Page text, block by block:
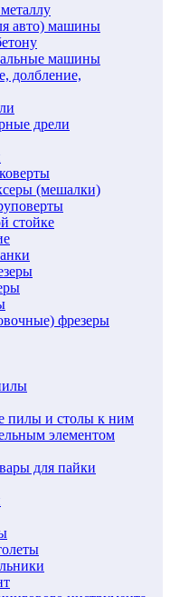
авто) машины
машины
долбление,
дрели
(мешалки)
стойке
фрезеры
пилы и столы к ним
элементом
для пайки